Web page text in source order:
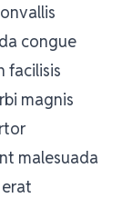
congue
facilisis
magnis
malesuada